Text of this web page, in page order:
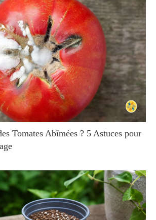
Tomates Abîmées ? 5 Astuces pour